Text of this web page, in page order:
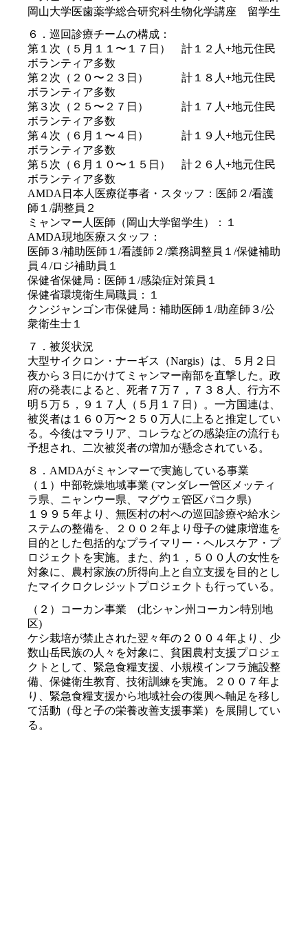
岡山大学医歯薬学総合研究科生物化学講座 留学生
６．巡回診療チームの構成：
第１次（５月１１〜１７日） 計１２人+地元住民
ボランティア多数
第２次（２０〜２３日） 計１８人+地元住民
ボランティア多数
第３次（２５〜２７日） 計１７人+地元住民
ボランティア多数
第４次（６月１〜４日） 計１９人+地元住民
ボランティア多数
第５次（６月１０〜１５日） 計２６人+地元住民
ボランティア多数
AMDA日本人医療従事者・スタッフ：医師２/看護
師１/調整員２
ミャンマー人医師（岡山大学留学生）：１
AMDA現地医療スタッフ：
医師３/補助医師１/看護師２/業務調整員１/保健補助
員４/ロジ補助員１
保健省保健局：医師１/感染症対策員１
保健省環境衛生局職員：１
クンジャンゴン市保健局：補助医師１/助産師３/公
衆衛生士１
７．被災状況
大型サイクロン・ナーギス（Nargis）は、５月２日
夜から３日にかけてミャンマー南部を直撃した。政
府の発表によると、死者７万７，７３８人、行方不
明５万５，９１７人（５月１７日）。一方国連は、
被災者は１６０万〜２５０万人に上ると推定してい
る。今後はマラリア、コレラなどの感染症の流行も
予想され、二次被災者の増加が懸念されている。
８．AMDAがミャンマーで実施している事業
（１）中部乾燥地域事業 (マンダレー管区メッティ
ラ県、ニャンウー県、マグウェ管区パコク県)
１９９５年より、無医村の村への巡回診療や給水シ
ステムの整備を、２００２年より母子の健康増進を
目的とした包括的なプライマリー・ヘルスケア・プ
ロジェクトを実施。また、約１，５００人の女性を
対象に、農村家族の所得向上と自立支援を目的とし
たマイクロクレジットプロジェクトも行っている。
（２）コーカン事業 (北シャン州コーカン特別地
区)
ケシ栽培が禁止された翌々年の２００４年より、少
数山岳民族の人々を対象に、貧困農村支援プロジェ
クトとして、緊急食糧支援、小規模インフラ施設整
備、保健衛生教育、技術訓練を実施。２００７年よ
り、緊急食糧支援から地域社会の復興へ軸足を移し
て活動（母と子の栄養改善支援事業）を展開してい
る。